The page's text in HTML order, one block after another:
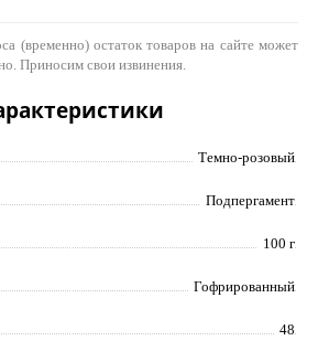
(временно) остаток товаров на сайте может
Приносим свои извинения.
Темно-розовый
Подпергамент
100 г
Гофрированный
48